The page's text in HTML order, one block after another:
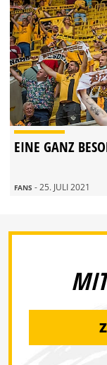
EINE GANZ
FANS - 25. JULI 2021